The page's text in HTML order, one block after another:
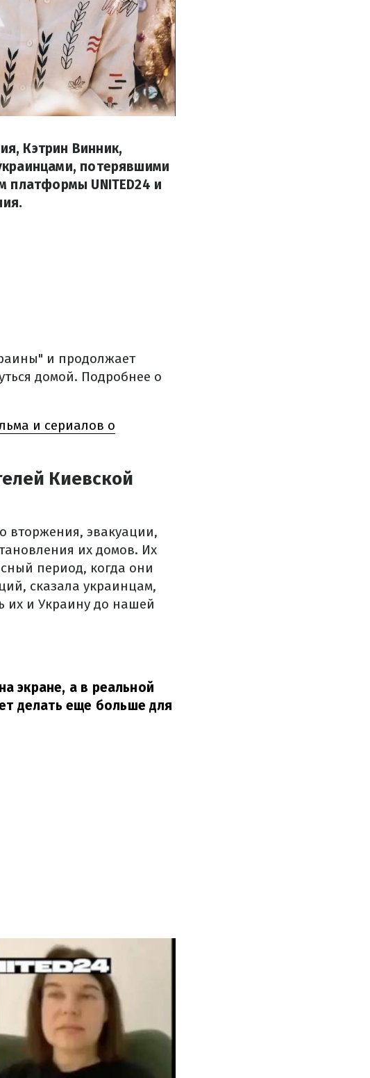
Кэтрин Винник,
потерявшими
платформы UNITED24 и
и продолжает
домой. Подробнее о
и сериалов о
Киевской
вторжения, эвакуации,
их домов. Их
период, когда они
сказала украинцам,
их и Украину до нашей
экране, а в реальной
делать еще больше для